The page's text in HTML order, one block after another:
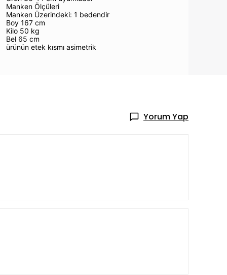
Manken Ölçüleri
Manken Üzerindeki: 1 bedendir
Boy 167 cm
Kilo 50 kg
Bel 65 cm
ürünün etek kısmı asimetrik
Yorum Yap